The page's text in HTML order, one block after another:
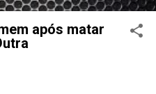
após matar